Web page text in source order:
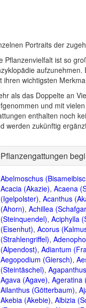
Portraits der
Pflanzenvielfalt ist so
ihren wichtigsten
als das Doppelte an
und mit
enthalten noch
werden zukünftig
Pflanzengattungen
Abelmoschus
Acacia (Akazie), Acaena
(Igelpolster), Acanthus
(Ahorn), Achillea
(Steinquendel), Aciphylla
(Eisenhut), Acorus
(Strahlengriffel),
(Alpendost), Adiantum
Aegopodium (Giersch),
(Steintäschel),
Agava (Agave), Ageratina
Ailanthus (Götterbaum),
Akebia (Akebie), Albizia